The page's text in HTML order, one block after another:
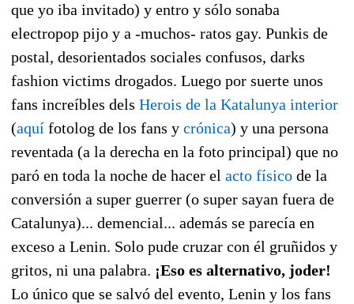
que yo iba invitado) y entro y sólo sonaba
electropop pijo y a -muchos- ratos gay. Punkis de
postal, desorientados sociales confusos, darks
fashion victims drogados. Luego por suerte unos
fans increíbles dels Herois de la Katalunya interior
(aquí fotolog de los fans y crónica) y una persona
reventada (a la derecha en la foto principal) que no
paró en toda la noche de hacer el acto físico de la
conversión a super guerrer (o super sayan fuera de
Catalunya)... demencial... además se parecía en
exceso a Lenin. Solo pude cruzar con él gruñidos y
gritos, ni una palabra. ¡Eso es alternativo, joder!
Lo único que se salvó del evento, Lenin y los fans